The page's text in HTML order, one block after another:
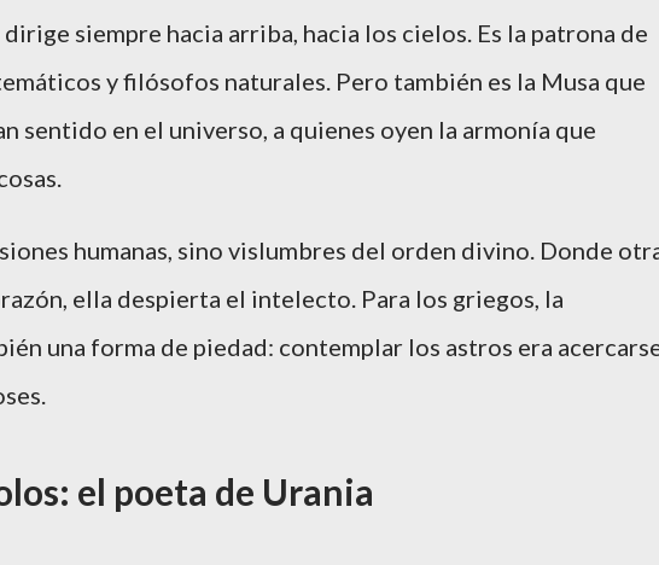
dirige siempre hacia arriba, hacia los cielos. Es la patrona de
y filósofos naturales. Pero también es la Musa que
sentido en el universo, a quienes oyen la armonía que
humanas, sino vislumbres del orden divino. Donde
ella despierta el intelecto. Para los griegos, la
una forma de piedad: contemplar los astros era
el poeta de Urania